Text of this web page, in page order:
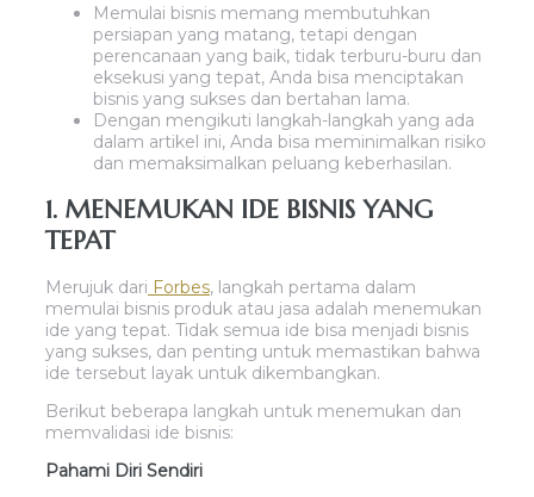
Memulai bisnis memang membutuhkan
persiapan yang matang, tetapi dengan
perencanaan yang baik, tidak terburu-buru dan
eksekusi yang tepat, Anda bisa menciptakan
bisnis yang sukses dan bertahan lama.
Dengan mengikuti langkah-langkah yang ada
dalam artikel ini, Anda bisa meminimalkan risiko
dan memaksimalkan peluang keberhasilan.
1. MENEMUKAN IDE BISNIS YANG
TEPAT
Merujuk dari Forbes, langkah pertama dalam
memulai bisnis produk atau jasa adalah menemukan
ide yang tepat. Tidak semua ide bisa menjadi bisnis
yang sukses, dan penting untuk memastikan bahwa
ide tersebut layak untuk dikembangkan.
Berikut beberapa langkah untuk menemukan dan
memvalidasi ide bisnis:
Pahami Diri Sendiri